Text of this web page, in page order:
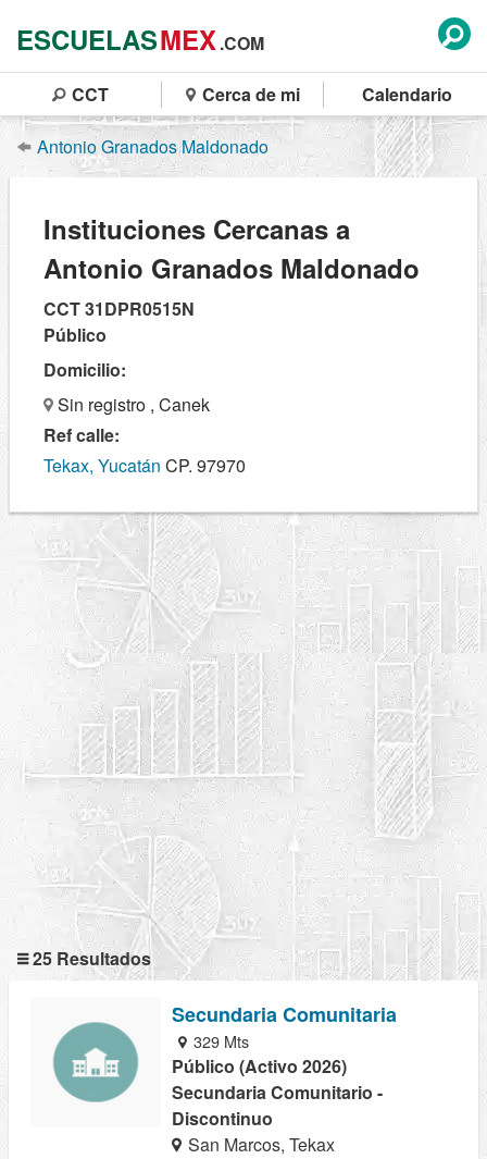
ESCUELASMEX.COM
CCT Cerca de mi Calendario
Antonio Granados Maldonado
Instituciones Cercanas a
Antonio Granados Maldonado
CCT 31DPR0515N
Público
Domicilio:
Sin registro , Canek
Ref calle:
Tekax, Yucatán CP. 97970
25 Resultados
Secundaria Comunitaria
329 Mts
Público (Activo 2026)
Secundaria Comunitario -
Discontinuo
San Marcos, Tekax